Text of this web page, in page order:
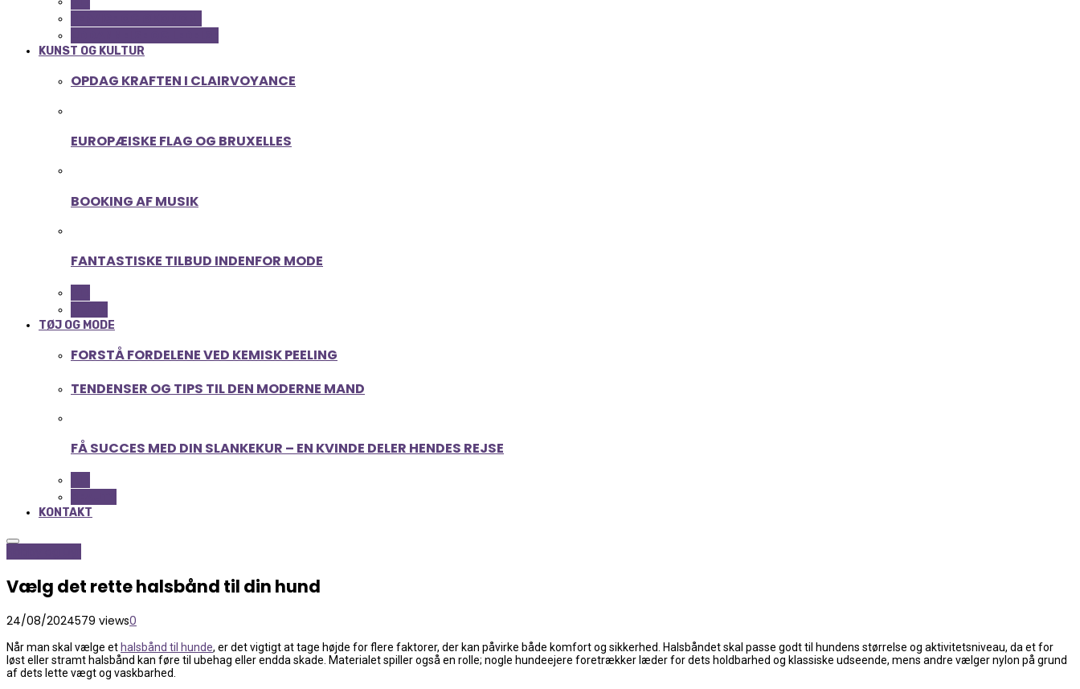
KUNST OG KULTUR
OPDAG KRAFTEN I CLAIRVOYANCE
EUROPÆISKE FLAG OG BRUXELLES
BOOKING AF MUSIK
FANTASTISKE TILBUD INDENFOR MODE
TØJ OG MODE
FORSTÅ FORDELENE VED KEMISK PEELING
TENDENSER OG TIPS TIL DEN MODERNE MAND
FÅ SUCCES MED DIN SLANKEKUR – EN KVINDE DELER HENDES REJSE
KONTAKT
Vælg det rette halsbånd til din hund
24/08/2024579 views0
Når man skal vælge et halsbånd til hunde, er det vigtigt at tage højde for flere faktorer, der kan påvirke både komfort og sikkerhed. Halsbåndet skal passe godt til hundens størrelse og aktivitetsniveau, da et for
løst eller stramt halsbånd kan føre til ubehag eller endda skade. Materialet spiller også en rolle; nogle hundeejere foretrækker læder for dets holdbarhed og klassiske udseende, mens andre vælger nylon på grund
af dets lette vægt og vaskbarhed.